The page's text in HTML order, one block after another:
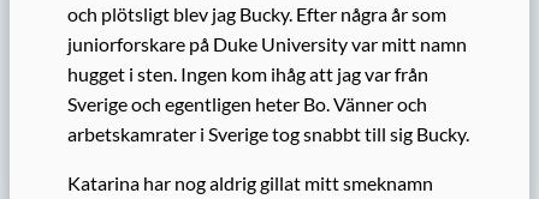
och plötsligt blev jag Bucky. Efter några år som
juniorforskare på Duke University var mitt namn
hugget i sten. Ingen kom ihåg att jag var från
Sverige och egentligen heter Bo. Vänner och
arbetskamrater i Sverige tog snabbt till sig Bucky.
Katarina har nog aldrig gillat mitt smeknamn